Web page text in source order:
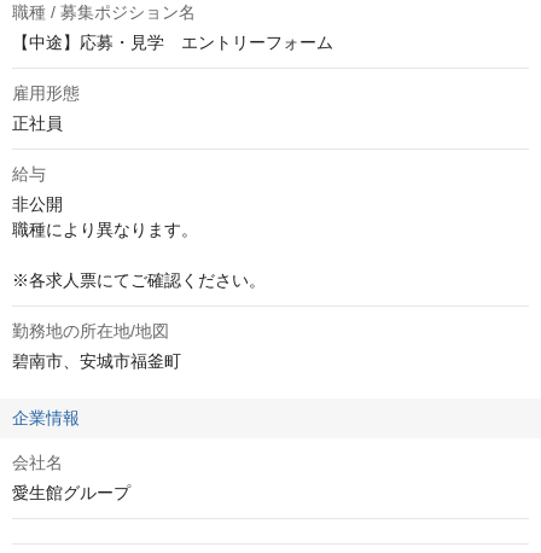
職種 / 募集ポジション名
【中途】応募・見学 エントリーフォーム
雇用形態
正社員
給与
非公開
職種により異なります。
※各求人票にてご確認ください。
勤務地の所在地/地図
碧南市、安城市福釜町
企業情報
会社名
愛生館グループ